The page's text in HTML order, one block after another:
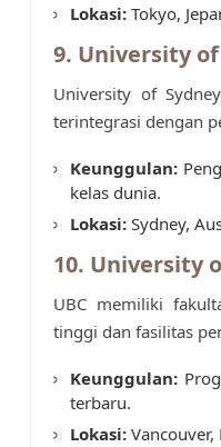
Lokasi:Tokyo,
9. University
University of
terintegrasi dengan
Keunggulan:
kelas dunia.
Lokasi:Sydney,
10. University
UBC memiliki
tinggi dan fasilitas
Keunggulan:
terbaru.
Lokasi:Vancouver,